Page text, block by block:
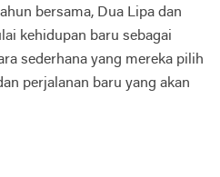
bersama, Dua Lipa dan
kehidupan baru sebagai
sederhana yang mereka pilih
perjalanan baru yang akan